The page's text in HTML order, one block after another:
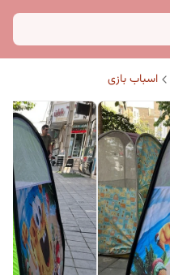
اسباب بازی